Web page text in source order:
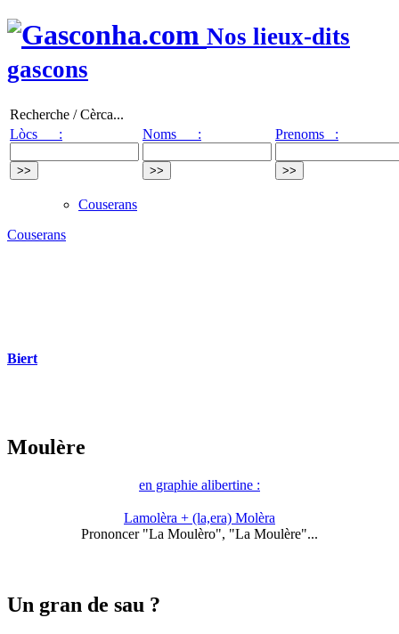
Nos lieux-dits
gascons
Recherche / Cèrca...
Lòcs :
Noms : Prenoms :
Couserans
Couserans
Biert
Moulère
en graphie alibertine :
Lamolèra + (la,era) Molèra
Prononcer "La Moulèro", "La Moulère"...
Un gran de sau ?